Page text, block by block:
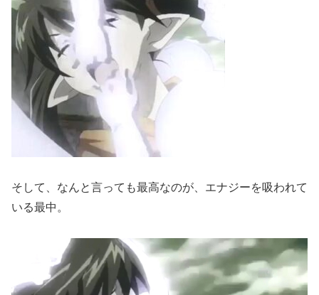
そして、なんと言っても最高なのが、エナジーを吸われて
いる最中。